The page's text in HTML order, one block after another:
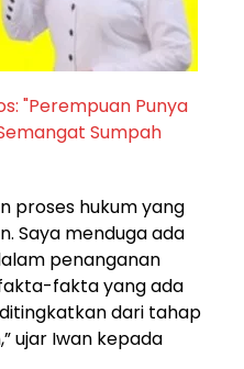
"Perempuan Punya
Sumpah
proses hukum yang
Saya menduga ada
penanganan
fakta yang ada
dari tahap
ujar Iwan kepada